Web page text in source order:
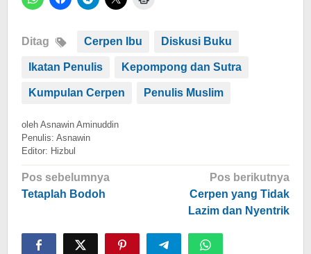
Ditag Cerpen Ibu Diskusi Buku
Ikatan Penulis Kepompong dan Sutra
Kumpulan Cerpen Penulis Muslim
oleh Asnawin Aminuddin
Penulis: Asnawin
Editor: Hizbul
Navigasi
pos
Pos sebelumnya
Tetaplah Bodoh
Pos berikutnya
Cerpen yang Tidak
Lazim dan Nyentrik